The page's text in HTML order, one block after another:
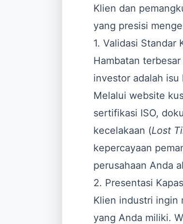
Klien dan
yang presisi
1. Validasi Standar
Hambatan
investor adalah isu
Melalui website
sertifikasi ISO,
kecelakaan (Lost
kepercayaan
perusahaan Anda
2. Presentasi
Klien industri ingin
yang Anda miliki.